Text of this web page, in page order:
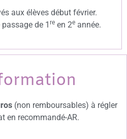
aux élèves début février.
passage de 1 re en 2e année.
(non remboursables) à régler
en recommandé-AR.